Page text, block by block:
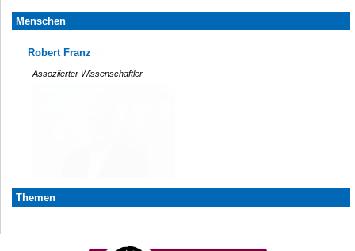
Menschen
Robert Franz
Assoziierter Wissenschaftler
Themen